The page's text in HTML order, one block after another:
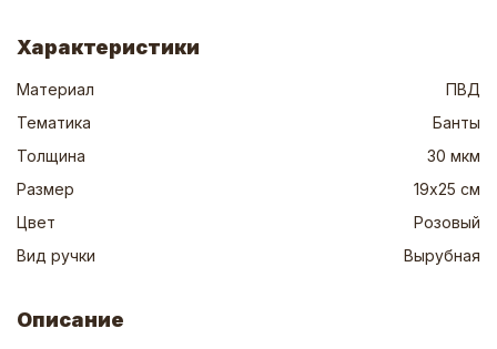
Характеристики
Материал
ПВД
Тематика
Банты
Толщина
30 мкм
Размер
19х25 см
Цвет
Розовый
Вид ручки
Вырубная
Описание